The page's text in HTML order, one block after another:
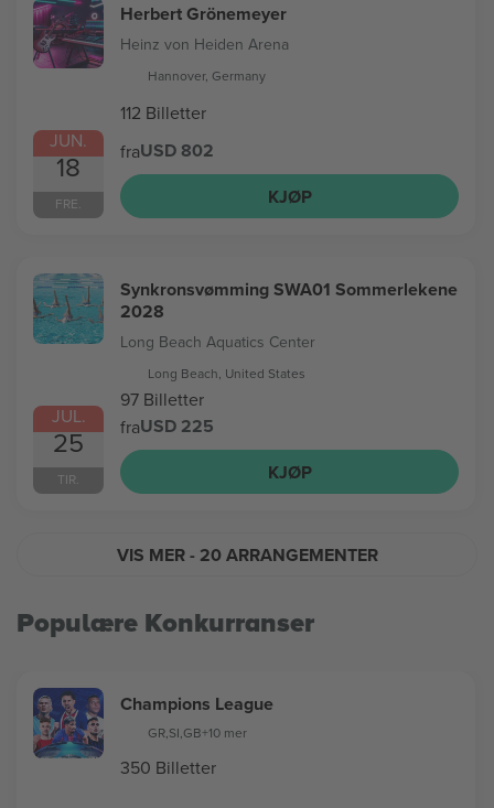
JUN.
18
FRE.
Herbert Grönemeyer
Heinz von Heiden Arena
Hannover, Germany
112 Billetter
fraUSD 802
KJØP
JUL.
25
TIR.
Synkronsvømming SWA01 Sommerlekene
2028
Long Beach Aquatics Center
Long Beach, United States
97 Billetter
fraUSD 225
KJØP
VIS MER- 20 ARRANGEMENTER
Populære Konkurranser
Champions League
GR,SI,GB+10 mer
350 Billetter